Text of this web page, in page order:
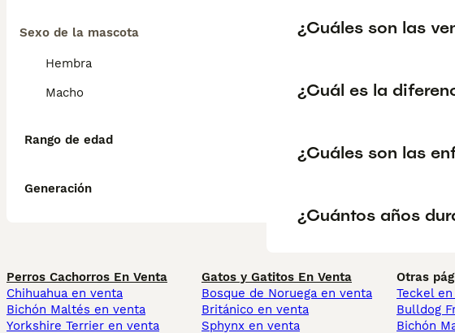
Sexo de la mascota
Hembra
Macho
Rango de edad
Generación
¿Cuáles son las
¿Cuál es la
¿Cuáles son las
¿Cuántos años
Perros Cachorros En Venta
Chihuahua en venta
Bichón Maltés en venta
Yorkshire Terrier en venta
Gatos y Gatitos En Venta
Bosque de Noruega en venta
Británico en venta
Sphynx en venta
Otras
Teckel
Bulldog
Bichón